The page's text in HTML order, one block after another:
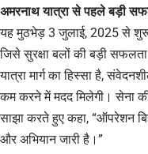
अमरनाथ यात्रा से पहले बड़ी
यह मुठभेड़ 3 जुलाई, 2025 से शुरू
जिसे सुरक्षा बलों की बड़ी
यात्रा मार्ग का हिस्सा है,
कम करने में मदद मिलेगी। सेना
साझा करते हुए कहा, “ऑपरेशन
और अभियान जारी है।”